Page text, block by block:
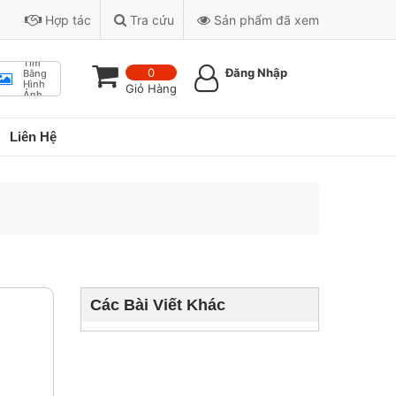
Hợp tác Tra cứu Sản phẩm đã xem
Tìm
Bằng
Hình
Ảnh
0
Giỏ Hàng
Đăng Nhập
Liên Hệ
Các Bài Viết Khác